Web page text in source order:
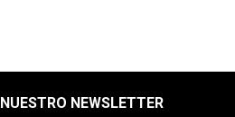
NEWSLETTER